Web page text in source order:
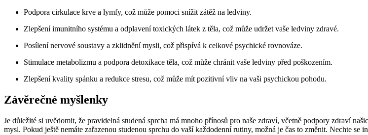
Podpora cirkulace krve a lymfy, což může pomoci snížit zátěž na ledviny.
Zlepšení imunitního systému a odplavení toxických látek z těla, což může udržet vaše ledviny zdravé.
Posílení nervové soustavy a zklidnění mysli, což přispívá k celkové psychické rovnováze.
Stimulace metabolizmu a podpora detoxikace těla, což může chránit vaše ledviny před poškozením.
Zlepšení kvality spánku a redukce stresu, což může mít pozitivní vliv na vaši psychickou pohodu.
Závěrečné myšlenky
Je důležité si uvědomit, že pravidelná studená sprcha má mnoho přínosů pro naše zdraví, včetně podpory zdraví
mysl. Pokud ještě nemáte zařazenou studenou sprchu do vaší každodenní rutiny, možná je čas to změnit. Nechte